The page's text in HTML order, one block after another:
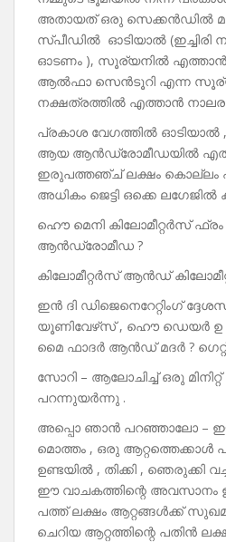
അതായത് ഒരു സെക്കൻഡിൽ
സ്പീഡിൽ ഓടിയാൽ (ഇച്ചിരി
ഓടണം ), സൂര്യനിൽ എത്താൻ
ആൽഫാ സെൻടൂറി എന്ന
നക്ഷത്രത്തിൽ എത്താൻ
പ്രകാശ വേഗത്തിൽ
ആയ ആൻഡ്രോമീഡയിൽ
ഇരുപത്തഞ്ച് ലക്ഷം കൊല്ലം
അധികം ജെട്ടി ഒക്കെ
ഹൌ മെനി കിലോമീറ്റർസ് ഫ്രം
ആൻഡ്രോമീഡ ?
കിലോമീറ്റർസ് ആൻഡ്
ഇൻ ദി ഡിജെനെറേറ്റിംഗ്
യൂണിവേഴ്‌സ് , ഹൌ ഡെയർ
മൈ ഫാദർ ആൻഡ് മദർ ?
സോറി – ആലോചിച്ച് ഒരു മിനിറ്റ്
പറന്നുയർന്നു .
അപ്പൊ ഞാൻ പറഞ്ഞാലോ –
മൊത്തം , ഒരു ആറ്റത്തെക്കാൾ
ഉണ്ടയിൽ , തിക്കി , ഞെരുക്കി
ഈ വാചകത്തിന്റെ അവസാനം
പത്ത് ലക്ഷം ആറ്റങ്ങൾക്ക്
ചെറിയ ആറ്റത്തിന്റെ പതിൻ